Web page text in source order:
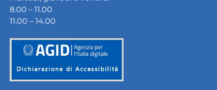
8.00 – 11.00
11.00 – 14.00